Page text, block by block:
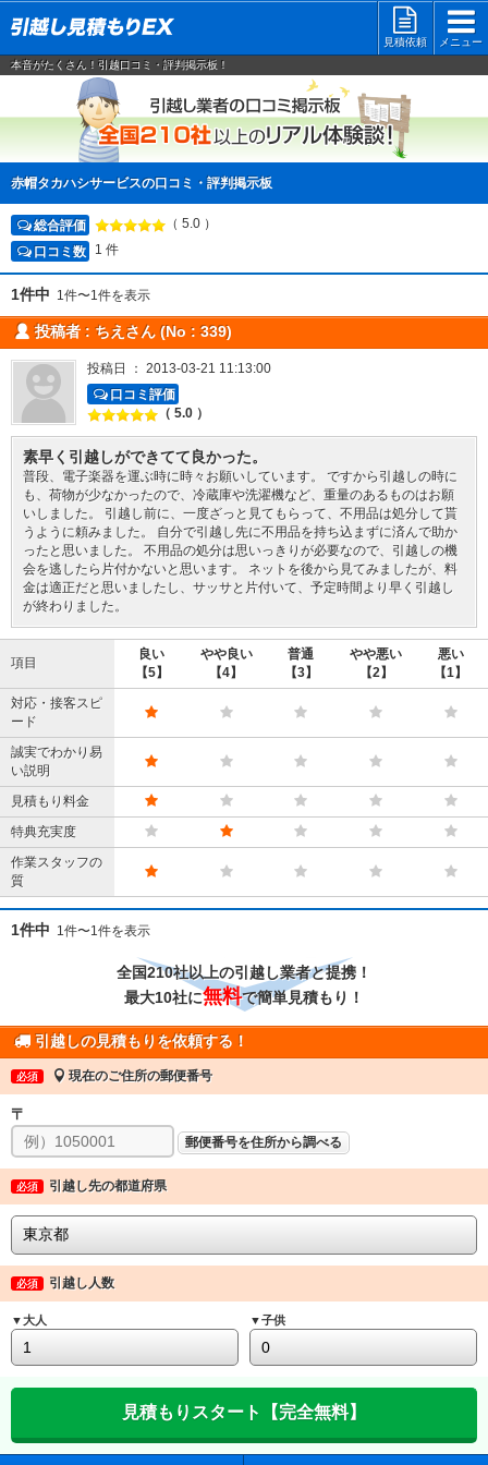
見積依頼
メニュー
本音がたくさん！引越口コミ・評判掲示板！
赤帽タカハシサービスの口コミ・評判掲示板
総合評価
（ 5.0 ）
口コミ数
1 件
1件中 1件〜1件を表示
投稿者 : ちえさん (No : 339)
投稿日 ： 2013-03-21 11:13:00
口コミ評価
（ 5.0 ）
素早く引越しができてて良かった。
普段、電子楽器を運ぶ時に時々お願いしています。 ですから引越しの時に
も、荷物が少なかったので、冷蔵庫や洗濯機など、重量のあるものはお願
いしました。 引越し前に、一度ざっと見てもらって、不用品は処分して貰
うように頼みました。 自分で引越し先に不用品を持ち込まずに済んで助か
ったと思いました。 不用品の処分は思いっきりが必要なので、引越しの機
会を逃したら片付かないと思います。 ネットを後から見てみましたが、料
金は適正だと思いましたし、サッサと片付いて、予定時間より早く引越し
が終わりました。
項目
良い
【5】
やや良い
【4】
普通
【3】
やや悪い
【2】
悪い
【1】
対応・接客スピ
ード
誠実でわかり易
い説明
見積もり料金
特典充実度
作業スタッフの
質
1件中 1件〜1件を表示
全国210社以上の引越し業者と提携！
最大10社に無料で簡単見積もり！
引越しの見積もりを依頼する！
必須 現在のご住所の郵便番号
〒
郵便番号を住所から調べる
必須 引越し先の都道府県
必須 引越し人数
▼大人 ▼子供